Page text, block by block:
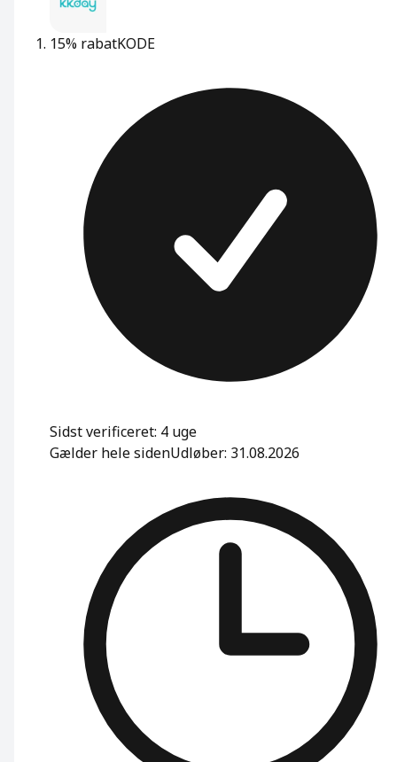
15% rabatKODE
Sidst verificeret: 4 uge
Gælder hele sidenUdløber: 31.08.2026